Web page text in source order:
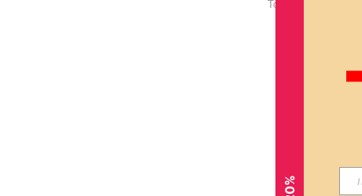
Total de 1 páginas